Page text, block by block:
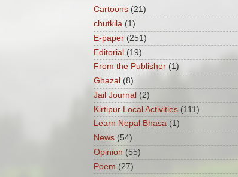
Cartoons (21)
chutkila (1)
E-paper (251)
Editorial (19)
From the Publisher (1)
Ghazal (8)
Jail Journal (2)
Kirtipur Local Activities (111)
Learn Nepal Bhasa (1)
News (54)
Opinion (55)
Poem (27)